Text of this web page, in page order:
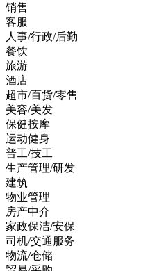
销售
客服
人事/行政/后勤
餐饮
旅游
酒店
超市/百货/零售
美容/美发
保健按摩
运动健身
普工/技工
生产管理/研发
建筑
物业管理
房产中介
家政保洁/安保
司机/交通服务
物流/仓储